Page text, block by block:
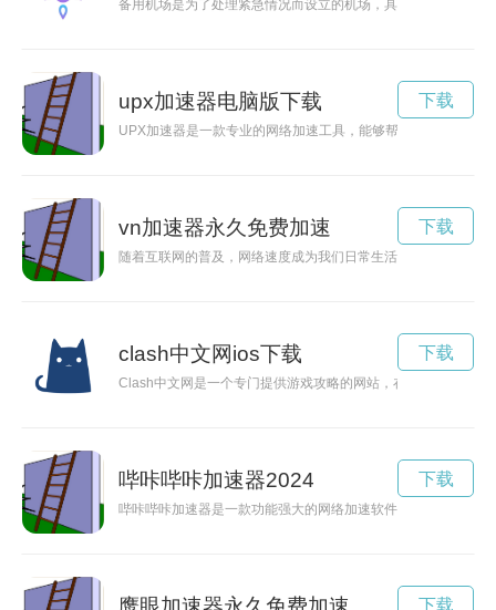
备用机场是为了处理紧急情况而设立的机场，具备应急措施，可
upx加速器电脑版下载
UPX加速器是一款专业的网络加速工具，能够帮助用户快速稳
下载
vn加速器永久免费加速
随着互联网的普及，网络速度成为我们日常生活中最重要的问
下载
clash中文网ios下载
Clash中文网是一个专门提供游戏攻略的网站，在这里你可以
下载
哔咔哔咔加速器2024
哔咔哔咔加速器是一款功能强大的网络加速软件，不仅可以提
下载
下载